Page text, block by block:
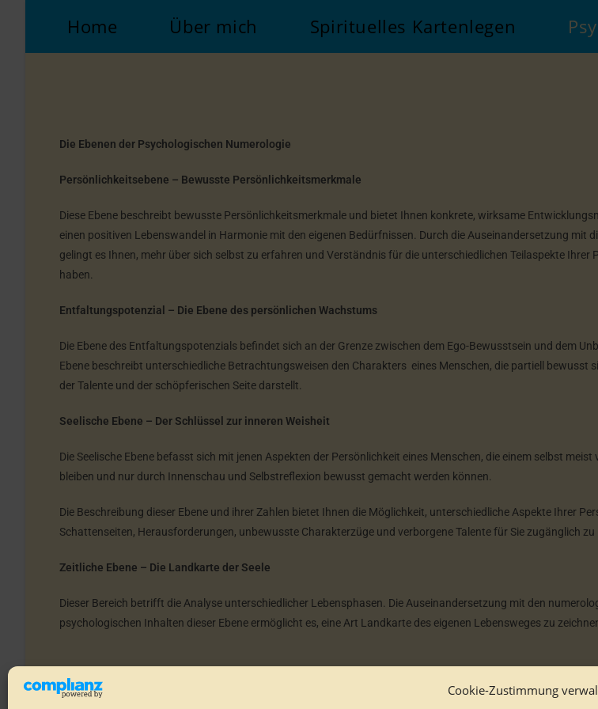
Cookie-Zustimmung
Home Über mich Spirituelles Kartenlegen
Die Ebenen der Psychologischen Numerologie
Persönlichkeitsebene – Bewusste Persönlichkeitsmerkmale
Diese Ebene beschreibt bewusste Persönlichkeitsmerkmale und bietet Ihnen konkrete, wirksame
einen positiven Lebenswandel in Harmonie mit den eigenen Bedürfnissen. Durch die Auseinandersetzung mit
gelingt es Ihnen, mehr über sich selbst zu erfahren und Verständnis für die unterschiedlichen Teilaspekte Ihrer
haben.
Entfaltungspotenzial – Die Ebene des persönlichen Wachstums
Die Ebene des Entfaltungspotenzials befindet sich an der Grenze zwischen dem Ego-Bewusstsein und dem
Ebene beschreibt unterschiedliche Betrachtungsweisen den Charakters eines Menschen, die partiell bewusst
der Talente und der schöpferischen Seite darstellt.
Seelische Ebene – Der Schlüssel zur inneren Weisheit
Die Seelische Ebene befasst sich mit jenen Aspekten der Persönlichkeit eines Menschen, die einem selbst meist
bleiben und nur durch Innenschau und Selbstreflexion bewusst gemacht werden können.
Die Beschreibung dieser Ebene und ihrer Zahlen bietet Ihnen die Möglichkeit, unterschiedliche Aspekte Ihrer
Schattenseiten, Herausforderungen, unbewusste Charakterzüge und verborgene Talente für Sie zugänglich zu
Zeitliche Ebene – Die Landkarte der Seele
Dieser Bereich betrifft die Analyse unterschiedlicher Lebensphasen. Die Auseinandersetzung mit den
psychologischen Inhalten dieser Ebene ermöglicht es, eine Art Landkarte des eigenen Lebensweges zu